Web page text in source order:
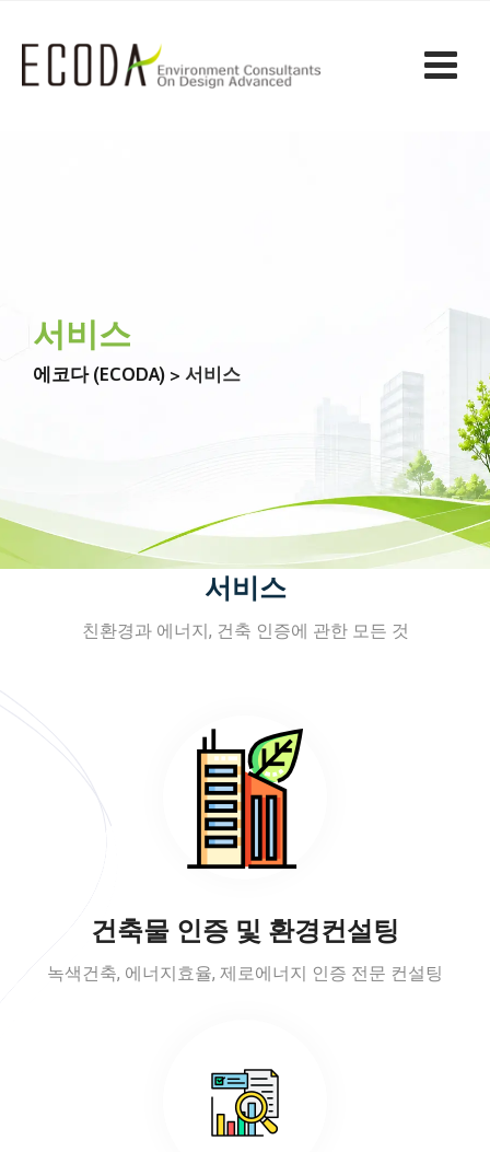
서비스
에코다 (ECODA) > 서비스
서비스
친환경과 에너지, 건축 인증에 관한 모든 것
건축물 인증 및 환경컨설팅
녹색건축, 에너지효율, 제로에너지 인증 전문 컨설팅